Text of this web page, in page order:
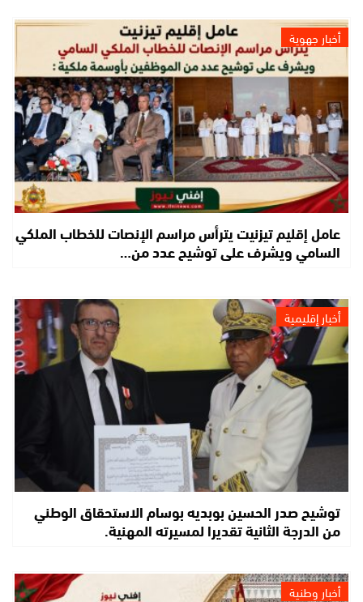
أخبار جهوية
عامل إقليم تيزنيت يترأس مراسم الإنصات للخطاب الملكي
السامي ويشرف على توشيح عدد من…
أخبار إقليمية
توشيح صدر الحسين بوبديه بوسام الاستحقاق الوطني
من الدرجة الثانية تقديرا لمسيرته المهنية.
أخبار وطنية